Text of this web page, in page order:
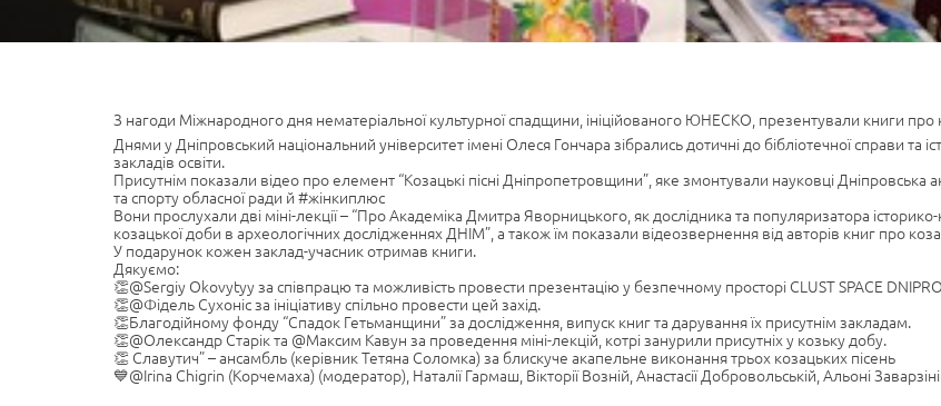
З нагоди Міжнародного дня нематеріальної культурної спадщини, ініційованого ЮНЕСКО, презентували книги про
Днями у Дніпровський національний університет імені Олеся Гончара зібрались дотичні до бібліотечної справи та
закладів освіти.
Присутнім показали відео про елемент “Козацькі пісні Дніпропетровщини”, яке змонтували науковці Дніпровська
та спорту обласної ради й #жінкиплюс
Вони прослухали дві міні-лекції – “Про Академіка Дмитра Яворницького, як дослідника та популяризатора
козацької доби в археологічних дослідженнях ДНІМ”, а також їм показали відеозвернення від авторів книг про
У подарунок кожен заклад-учасник отримав книги.
Дякуємо:
👏@Sergiy Okovytyy за співпрацю та можливість провести презентацію у безпечному просторі CLUST SPACE
👏@Фідель Сухоніс за ініціативу спільно провести цей захід.
👏Благодійному фонду “Спадок Гетьманщини” за дослідження, випуск книг та дарування їх присутнім закладам.
👏@Олександр Старік та @Максим Кавун за проведення міні-лекцій, котрі занурили присутніх у козьку добу.
👏 Славутич” – ансамбль (керівник Тетяна Соломка) за блискуче акапельне виконання трьох козацьких пісень
💙@Irina Chigrin (Корчемаха) (модератор), Наталії Гармаш, Вікторії Возній, Анастасії Добровольській, Альоні